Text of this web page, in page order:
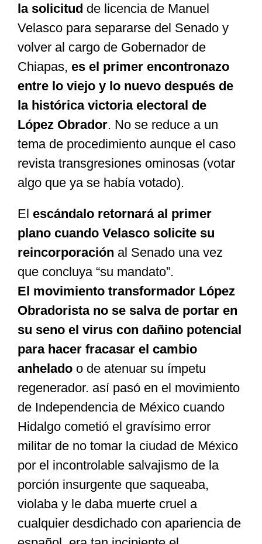
Opinión
Cultura
Nosotros
la solicitud de licencia de Manuel
Velasco para separarse del Senado y
volver al cargo de Gobernador de
Chiapas, es el primer encontronazo
entre lo viejo y lo nuevo después de
la histórica victoria electoral de
López Obrador. No se reduce a un
tema de procedimiento aunque el caso
revista transgresiones ominosas (votar
algo que ya se había votado).
El escándalo retornará al primer
plano cuando Velasco solicite su
reincorporación al Senado una vez
que concluya “su mandato”.
El movimiento transformador López
Obradorista no se salva de portar en
su seno el virus con dañino potencial
para hacer fracasar el cambio
anhelado o de atenuar su ímpetu
regenerador. así pasó en el movimiento
de Independencia de México cuando
Hidalgo cometió el gravísimo error
militar de no tomar la ciudad de México
por el incontrolable salvajismo de la
porción insurgente que saqueaba,
violaba y le daba muerte cruel a
cualquier desdichado con apariencia de